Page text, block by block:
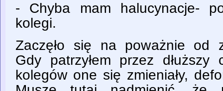
- Chyba mam halucynacje-
kolegi.
Zaczęło się na poważnie od
Gdy patrzyłem przez
kolegów one się zmieniały,